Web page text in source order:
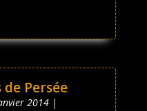
Persée
2014|